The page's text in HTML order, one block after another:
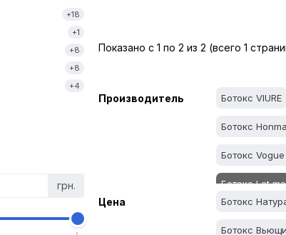
+18
+1
+8
+8
+4
грн.
Показано с 1 по 2 из 2 (всего 1
Производитель Ботокс VIURE
Ботокс
Ботокс Vogue
Ботокс Let
Цена Ботокс
Ботокс